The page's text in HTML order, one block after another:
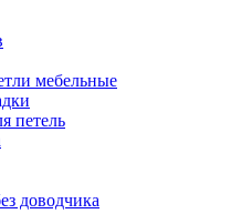
мебельные
петель
доводчика